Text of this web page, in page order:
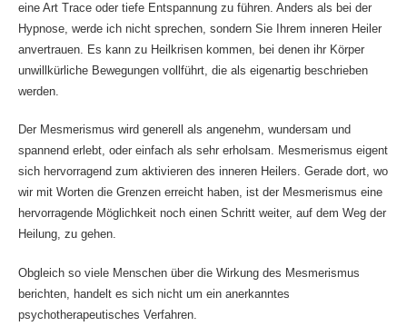
eine Art Trace oder tiefe Entspannung zu führen. Anders als bei der
Hypnose, werde ich nicht sprechen, sondern Sie Ihrem inneren Heiler
anvertrauen. Es kann zu Heilkrisen kommen, bei denen ihr Körper
unwillkürliche Bewegungen vollführt, die als eigenartig beschrieben
werden.
Der Mesmerismus wird generell als angenehm, wundersam und
spannend erlebt, oder einfach als sehr erholsam. Mesmerismus eigent
sich hervorragend zum aktivieren des inneren Heilers. Gerade dort, wo
wir mit Worten die Grenzen erreicht haben, ist der Mesmerismus eine
hervorragende Möglichkeit noch einen Schritt weiter, auf dem Weg der
Heilung, zu gehen.
Obgleich so viele Menschen über die Wirkung des Mesmerismus
berichten, handelt es sich nicht um ein anerkanntes
psychotherapeutisches Verfahren.